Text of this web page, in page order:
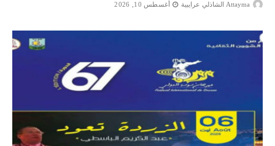
Attayma الشاذلي عرايبية أغسطس 10, 2026